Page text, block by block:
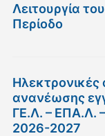
Λειτουργία
Περίοδο
Ηλεκτρονικές
ανανέωσης
ΓΕ.Λ. – ΕΠΑ.Λ.
2026-2027